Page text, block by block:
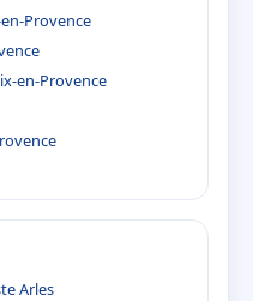
Provence
en-Provence
Arles